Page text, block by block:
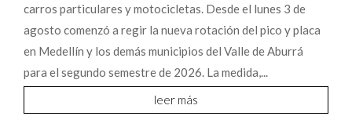
carros particulares y motocicletas. Desde el lunes 3 de
agosto comenzó a regir la nueva rotación del pico y placa
en Medellín y los demás municipios del Valle de Aburrá
para el segundo semestre de 2026. La medida,...
leer más